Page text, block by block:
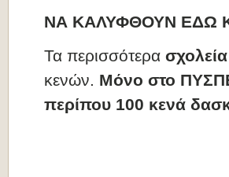
ΝΑ ΚΑΛΥΦΘΟΥΝ ΕΔΩ
Τα περισσότερα
κενών. Μόνο στο
περίπου 100 κενά